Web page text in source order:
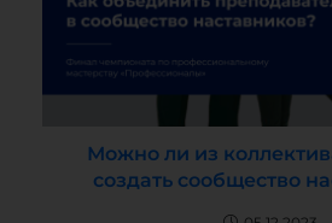
Можно ли из
создать сообщество